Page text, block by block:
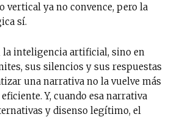
vertical ya no convence, pero la
sí.
la inteligencia artificial, sino en
sus silencios y sus respuestas
una narrativa no la vuelve más
Y, cuando esa narrativa
y disenso legítimo, el